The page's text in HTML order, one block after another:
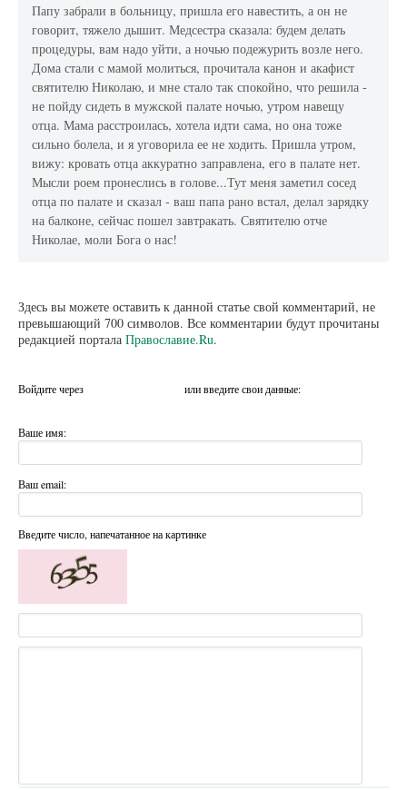
Папу забрали в больницу, пришла его навестить, а он не
говорит, тяжело дышит. Медсестра сказала: будем делать
процедуры, вам надо уйти, а ночью подежурить возле него.
Дома стали с мамой молиться, прочитала канон и акафист
святителю Николаю, и мне стало так спокойно, что решила -
не пойду сидеть в мужской палате ночью, утром навещу
отца. Мама расстроилась, хотела идти сама, но она тоже
сильно болела, и я уговорила ее не ходить. Пришла утром,
вижу: кровать отца аккуратно заправлена, его в палате нет.
Мысли роем пронеслись в голове...Тут меня заметил сосед
отца по палате и сказал - ваш папа рано встал, делал зарядку
на балконе, сейчас пошел завтракать. Святителю отче
Николае, моли Бога о нас!
Здесь вы можете оставить к данной статье свой комментарий, не
превышающий 700 символов. Все комментарии будут прочитаны
редакцией портала Православие.Ru.
Войдите через или введите свои данные:
Ваше имя:
Ваш email:
Введите число, напечатанное на картинке